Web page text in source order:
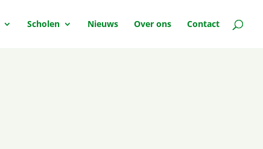
Scholen Nieuws Over ons Contact